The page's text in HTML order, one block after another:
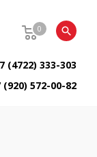
0
(4722) 333-303
(920) 572-00-82